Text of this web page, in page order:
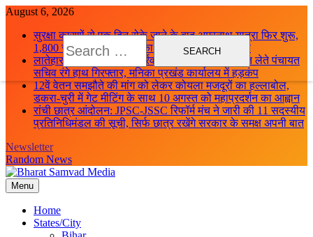
Skip
content
August 6, 2026
सुरक्षा कारणों से एक दिन रोके जाने के बाद अमरनाथ यात्रा फिर शुरू,
1,800 से अधिक श्रद्धालुओं का नया जत्था जम्मू से रवाना
लातेहार में ACB की बड़ी कार्रवाई: 10 हजार रुपये रिश्वत लेते पंचायत
सचिव रंगे हाथ गिरफ्तार, मनिका प्रखंड कार्यालय में हड़कंप
12वें वेतन समझौते की मांग को लेकर कोयला मजदूरों का हल्लाबोल,
डकरा-चुरी में गेट मीटिंग के साथ 10 अगस्त को महाप्रदर्शन का आह्वान
रांची छात्र आंदोलन: JPSC-JSSC रिफॉर्म मंच ने जारी की 11 सदस्यीय
प्रतिनिधिमंडल की सूची, सिर्फ छात्र रखेंगे सरकार के समक्ष अपनी बात
Newsletter
Random News
Bharat Samvad Media
Menu
Home
States/City
Search
for: